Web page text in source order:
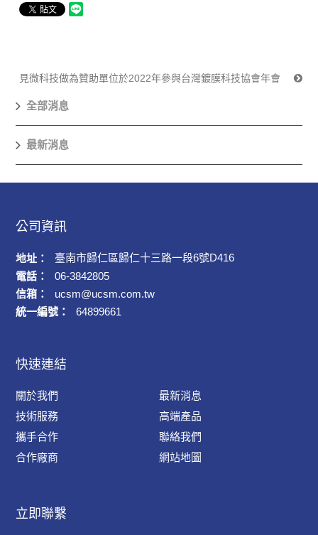
見微科技做為贊助單位於2022年參與台灣鍍膜科技協會年會
全部消息
最新消息
公司資訊
地址：
臺南市歸仁區歸仁十三路一段6號D416
電話：
06-3842805
信箱：
ucsm@ucsm.com.tw
統一編號：
64899661
快速連結
關於我們
最新消息
技術服務
高端產品
攜手合作
聯絡我們
合作廠商
網站地圖
立即聯繫